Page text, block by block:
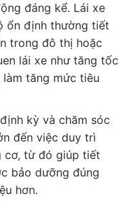
đáng kể. Lái xe
ổn định thường tiết
trong đô thị hoặc
lái xe như tăng tốc
tăng mức tiêu
kỳ và chăm sóc
đến việc duy trì
cơ, từ đó giúp tiết
bảo dưỡng đúng
hơn.